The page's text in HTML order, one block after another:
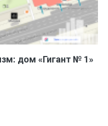
дом «Гигант № 1»